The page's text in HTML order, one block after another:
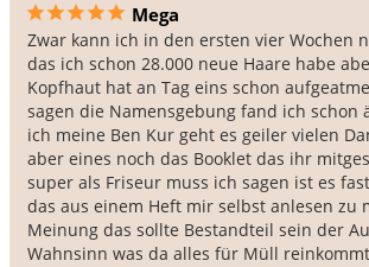
Mega
Zwar kann ich in den ersten vier Wochen
das ich schon 28.000 neue Haare habe
Kopfhaut hat an Tag eins schon
sagen die Namensgebung fand ich schon
ich meine Ben Kur geht es geiler vielen
aber eines noch das Booklet das ihr
super als Friseur muss ich sagen ist es
das aus einem Heft mir selbst anlesen zu
Meinung das sollte Bestandteil sein der
Wahnsinn was da alles für Müll